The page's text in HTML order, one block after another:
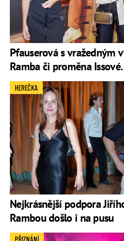
Pfauserová s vražedným
Ramba či proměna
Nejkrásnější podpora
Rambou došlo i na pusu
HEREČKA
PŘIZNÁNÍ